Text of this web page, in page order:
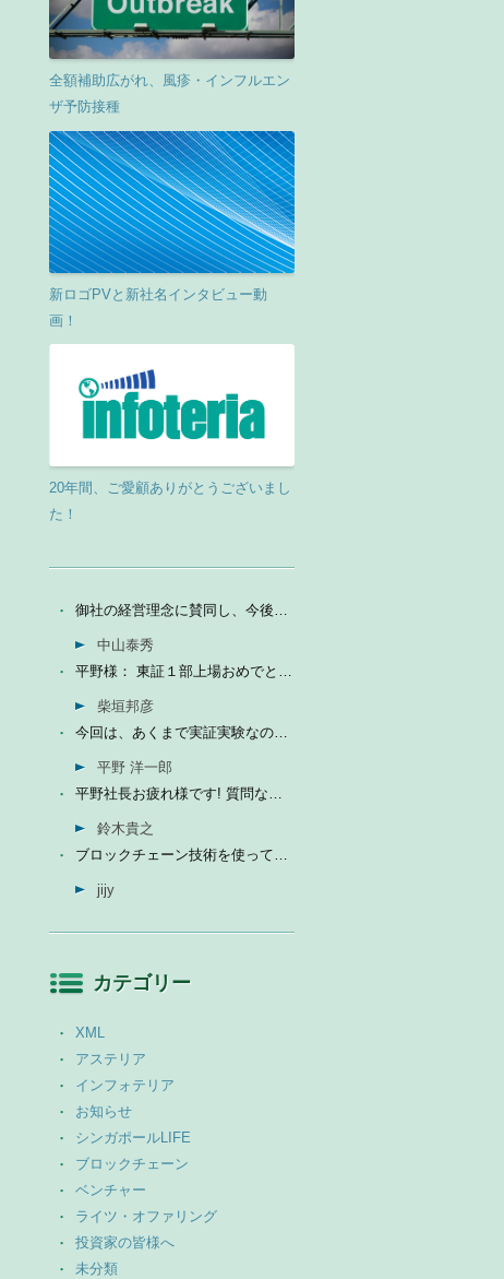
全額補助広がれ、風疹・インフルエン
ザ予防接種
新ロゴPVと新社名インタビュー動
画！
20年間、ご愛顧ありがとうございまし
た！
御社の経営理念に賛同し、今後の成長を期待して今日微量なが...
中山泰秀
平野様： 東証１部上場おめでとうございます。ひとえに平...
柴垣邦彦
今回は、あくまで実証実験なので、当社の売上に関しては未定...
平野 洋一郎
平野社長お疲れ様です! 質問なんですが、インフォテリアはソ...
鈴木貴之
ブロックチェーン技術を使って、現状それなりに触れる機会が...
jijy
カテゴリー
XML
アステリア
インフォテリア
お知らせ
シンガポールLIFE
ブロックチェーン
ベンチャー
ライツ・オファリング
投資家の皆様へ
未分類